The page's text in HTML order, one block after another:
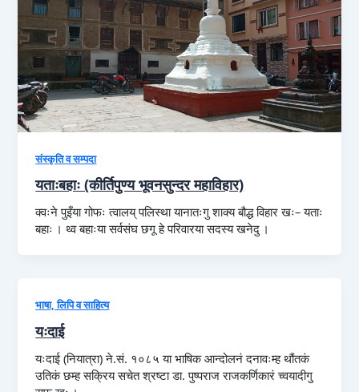
संस्कृति व सम्पदा
यताःबहाः (कीर्तिपुण्य भूवनसुन्दर महाविहार)
क्वःने पुइँया गोफः त्वालय्‌ पलिस्था यानातःगु शाक्य बौद्ध विहार खः– यताः
बहाः । थ्व बहाःया सर्वसंघ छगू हे परिवारया सदस्य खनेदु ।
भाषा, लिपि व साहित्य
यःदाई
यःदाई (नियात्रा) ने.सं. १०८५ या भाषिक आन्दोलनं दनावःम्ह थौंतकं
उतिकं छम्ह सक्रिय सचेत श्रष्टा डा. पुष्पराज राजकर्णिकारं च्वयादीगु